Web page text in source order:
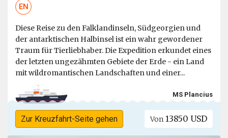
EN
Diese Reise zu den Falklandinseln, Südgeorgien und
der antarktischen Halbinsel ist ein wahr gewordener
Traum für Tierliebhaber. Die Expedition erkundet eines
der letzten ungezähmten Gebiete der Erde - ein Land
mit wildromantischen Landschaften und einer...
MS Plancius
Zur Kreuzfahrt-Seite gehen Von 13850 USD